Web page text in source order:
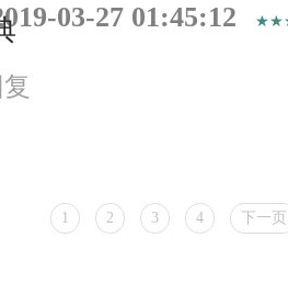
03-27 01:45:12
1 2 3 4 下一页